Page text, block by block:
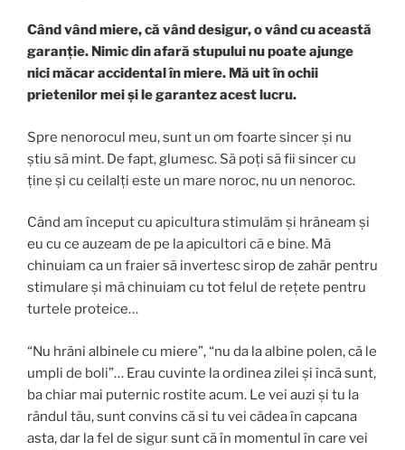
Când vând miere, că vând desigur, o vând cu această
garanție. Nimic din afară stupului nu poate ajunge
nici măcar accidental în miere. Mă uit în ochii
prietenilor mei și le garantez acest lucru.
Spre nenorocul meu, sunt un om foarte sincer și nu
știu să mint. De fapt, glumesc. Să poți să fii sincer cu
ține și cu ceilalți este un mare noroc, nu un nenoroc.
Când am început cu apicultura stimulăm și hrăneam și
eu cu ce auzeam de pe la apicultori că e bine. Mă
chinuiam ca un fraier să invertesc sirop de zahăr pentru
stimulare și mă chinuiam cu tot felul de rețete pentru
turtele proteice…
“Nu hrăni albinele cu miere”, “nu da la albine polen, că le
umpli de boli”… Erau cuvinte la ordinea zilei și încă sunt,
ba chiar mai puternic rostite acum. Le vei auzi și tu la
rândul tău, sunt convins că si tu vei cădea în capcana
asta, dar la fel de sigur sunt că în momentul în care vei